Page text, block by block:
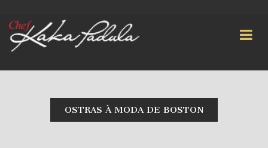
OSTRAS À MODA DE BOSTON